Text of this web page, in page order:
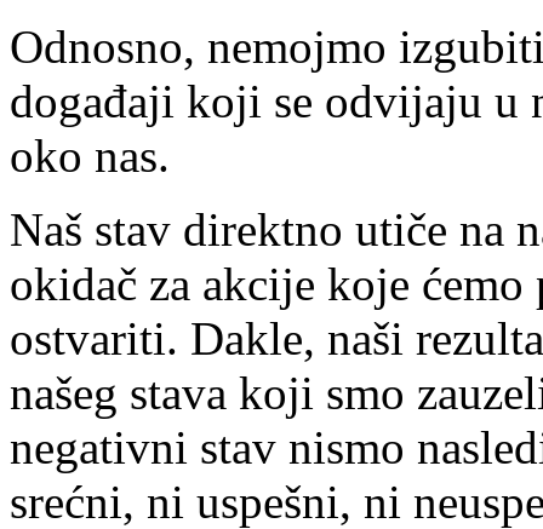
Odnosno, nemojmo
događaji koji se odvijaju u
oko nas.
Naš stav direktno utiče na
okidač za akcije koje
ostvariti. Dakle, naši
našeg stava koji smo
negativni stav nismo
srećni, ni uspešni, ni